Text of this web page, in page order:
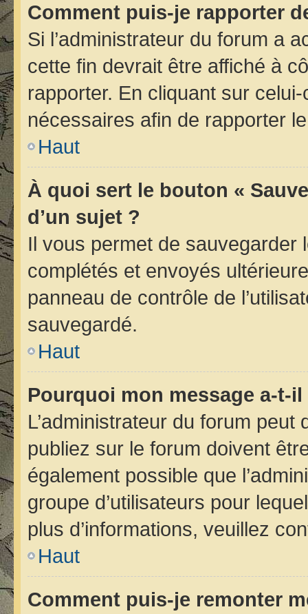
Comment puis-je rapporter
Si l’administrateur du forum a
cette fin devrait être affiché à
rapporter. En cliquant sur
nécessaires afin de rapporter
Haut
À quoi sert le bouton «
d’un sujet ?
Il vous permet de sauvegarder
complétés et envoyés
panneau de contrôle de
sauvegardé.
Haut
Pourquoi mon message a-t-
L’administrateur du forum
publiez sur le forum doivent
également possible que
groupe d’utilisateurs pour
plus d’informations, veuillez
Haut
Comment puis-je remonter